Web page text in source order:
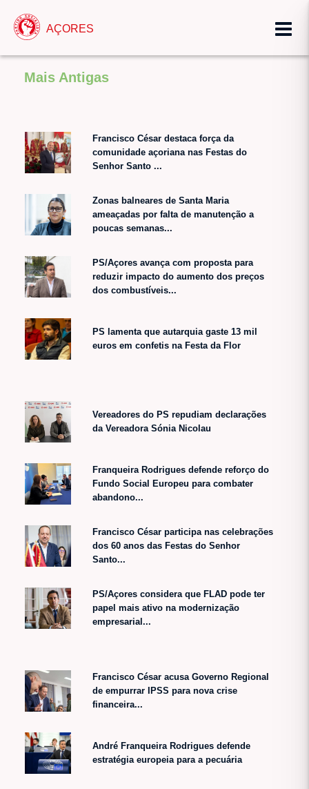
AÇORES
Mais Antigas
Francisco César destaca força da
comunidade açoriana nas Festas do
Senhor Santo ...
Zonas balneares de Santa Maria
ameaçadas por falta de manutenção a
poucas semanas...
PS/Açores avança com proposta para
reduzir impacto do aumento dos preços
dos combustíveis...
PS lamenta que autarquia gaste 13 mil
euros em confetis na Festa da Flor
Vereadores do PS repudiam declarações
da Vereadora Sónia Nicolau
Franqueira Rodrigues defende reforço do
Fundo Social Europeu para combater
abandono...
Francisco César participa nas celebrações
dos 60 anos das Festas do Senhor
Santo...
PS/Açores considera que FLAD pode ter
papel mais ativo na modernização
empresarial...
Francisco César acusa Governo Regional
de empurrar IPSS para nova crise
financeira...
André Franqueira Rodrigues defende
estratégia europeia para a pecuária